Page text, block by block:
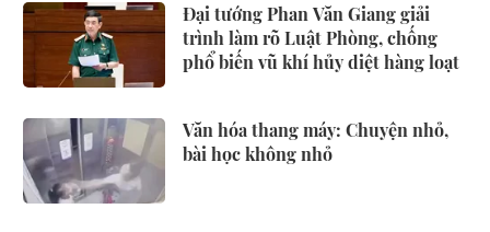
Đại tướng Phan Văn Giang giải
trình làm rõ Luật Phòng, chống
phổ biến vũ khí hủy diệt hàng loạt
Văn hóa thang máy: Chuyện nhỏ,
bài học không nhỏ